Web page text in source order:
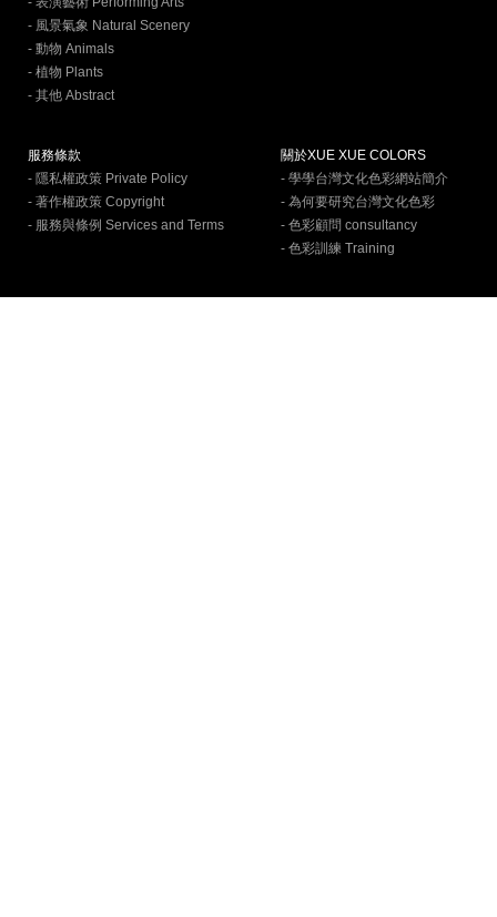
- 風景氣象 Natural Scenery
- 動物 Animals
- 植物 Plants
- 其他 Abstract
服務條款
- 隱私權政策 Private Policy
- 著作權政策 Copyright
- 服務與條例 Services and Terms
關於XUE XUE COLORS
- 學學台灣文化色彩網站簡介
- 為何要研究台灣文化色彩
- 色彩顧問 consultancy
- 色彩訓練 Training